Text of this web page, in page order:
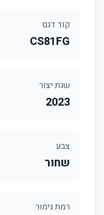
קוד דגם
CS81FG
שנת יצור
2023
צבע
שחור
רמת גימור